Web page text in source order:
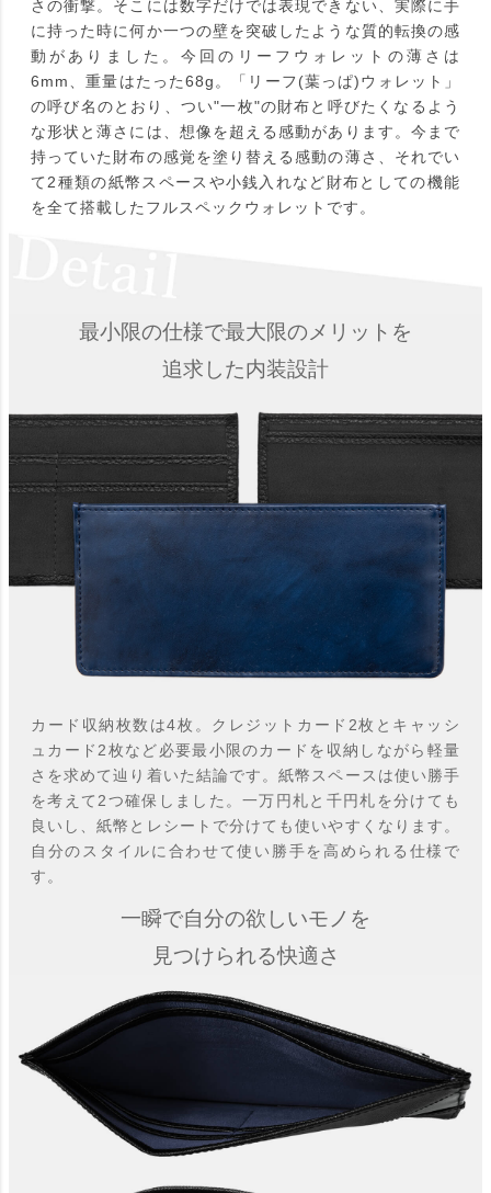
さの衝撃。そこには数字だけでは表現できない、実際に手
に持った時に何か一つの壁を突破したような質的転換の感
動がありました。今回のリーフウォレットの薄さは
6mm、重量はたった68g。「リーフ(葉っぱ)ウォレット」
の呼び名のとおり、つい"一枚"の財布と呼びたくなるよう
な形状と薄さには、想像を超える感動があります。今まで
持っていた財布の感覚を塗り替える感動の薄さ、それでい
て2種類の紙幣スペースや小銭入れなど財布としての機能
を全て搭載したフルスペックウォレットです。
最小限の仕様で最大限のメリットを
追求した内装設計
カード収納枚数は4枚。クレジットカード2枚とキャッシ
ュカード2枚など必要最小限のカードを収納しながら軽量
さを求めて辿り着いた結論です。紙幣スペースは使い勝手
を考えて2つ確保しました。一万円札と千円札を分けても
良いし、紙幣とレシートで分けても使いやすくなります。
自分のスタイルに合わせて使い勝手を高められる仕様で
す。
一瞬で自分の欲しいモノを
見つけられる快適さ